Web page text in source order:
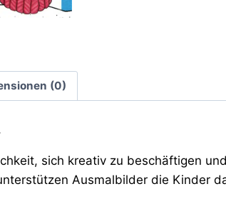
(0)
sich kreativ zu beschäftigen
Ausmalbilder die Kinder